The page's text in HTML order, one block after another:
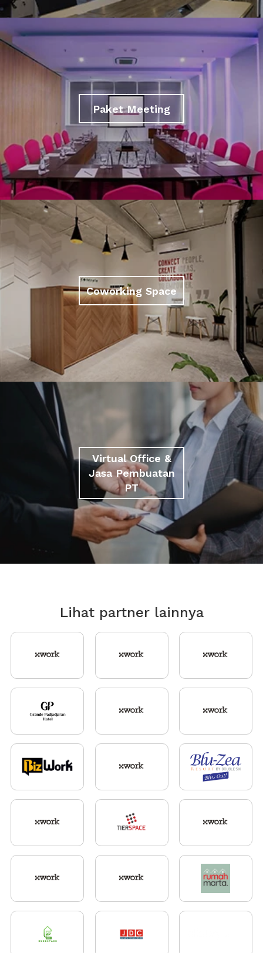
Paket Meeting
Coworking Space
Virtual Office &
Jasa Pembuatan
PT
Lihat partner lainnya